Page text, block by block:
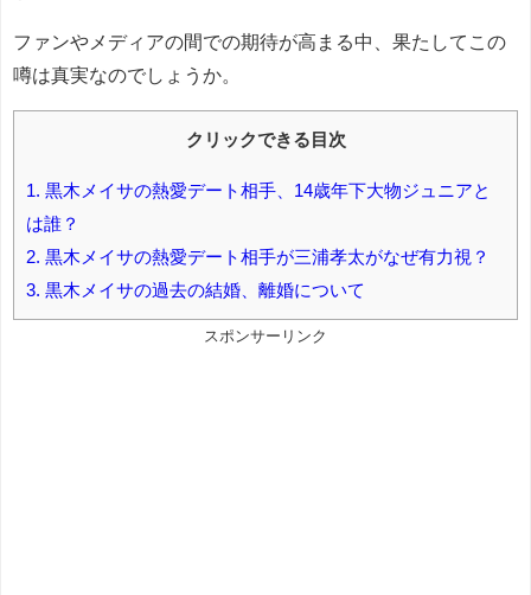
ファンやメディアの間での期待が高まる中、果たしてこの
噂は真実なのでしょうか。
クリックできる目次
1. 黒木メイサの熱愛デート相手、14歳年下大物ジュニアと
は誰？
2. 黒木メイサの熱愛デート相手が三浦孝太がなぜ有力視？
3. 黒木メイサの過去の結婚、離婚について
スポンサーリンク